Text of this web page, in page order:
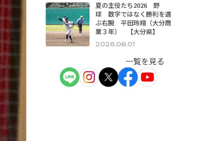
夏の主役たち2026 野
球 数字ではなく勝利を選
ぶ右腕 平田玲翔（大分商
業３年） 【大分県】
2026.08.01
一覧を見る